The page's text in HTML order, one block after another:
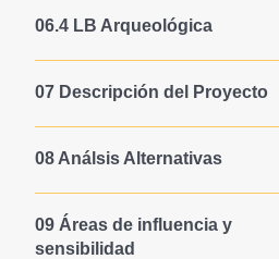
06.4 LB Arqueológica
07 Descripción del Proyecto
08 Análsis Alternativas
09 Áreas de influencia y
sensibilidad